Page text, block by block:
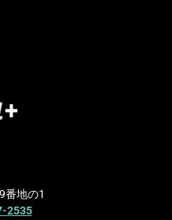
番地の1
2535